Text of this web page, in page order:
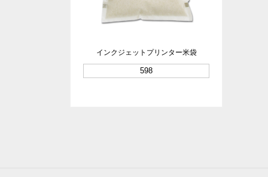
インクジェットプリンター米袋
598